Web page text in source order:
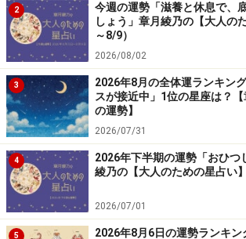
2
今週の運勢「滋養と休息で、
しょう」章月綾乃の【大人の
～8/9）
2026/08/02
3
2026年8月の全体運ランキン
スが接近中」1位の星座は？
の運勢】
2026/07/31
4
2026年下半期の運勢「おひつ
綾乃の【大人のための星占い】
2026/07/01
5
2026年8月6日の運勢ランキン